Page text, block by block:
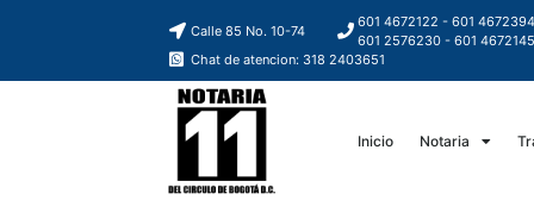
Calle 85 No. 10-74
601 4672122 - 601 4672394
601 2576230 - 601 4672145
Chat de atencion: 318 2403651
Inicio Notaria